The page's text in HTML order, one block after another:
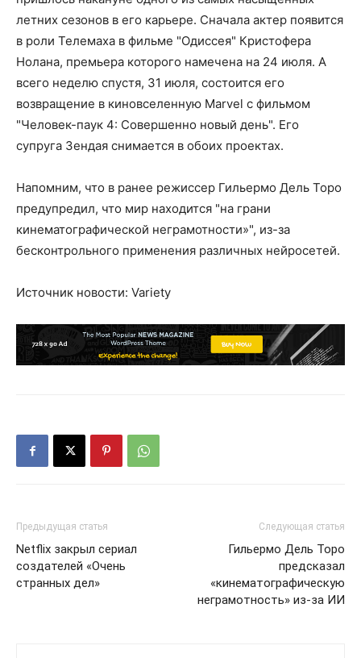
летних сезонов в его карьере. Сначала актер появится
в роли Телемаха в фильме "Одиссея" Кристофера
Нолана, премьера которого намечена на 24 июля. А
всего неделю спустя, 31 июля, состоится его
возвращение в киновселенную Marvel с фильмом
"Человек-паук 4: Совершенно новый день". Его
супруга Зендая снимается в обоих проектах.
Напомним, что в ранее режиссер Гильермо Дель Торо
предупредил, что мир находится "на грани
кинематографической неграмотности»", из-за
бесконтрольного применения различных нейросетей.
Источник новости: Variety
Предыдущая статья
Netflix закрыл сериал
создателей «Очень
странных дел»
Следующая статья
Гильермо Дель Торо
предсказал
«кинематографическую
неграмотность» из-за ИИ